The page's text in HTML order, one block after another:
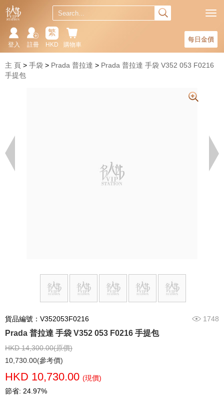
每日金價
購物車
繁
HKD
註冊
登入
主 頁 手袋 Prada 普拉達
Prada 普拉達 手袋 V352 053 F0216
手提包
貨品編號：V352053F0216 1748
Prada 普拉達 手袋 V352 053 F0216 手提包
HKD 14,300.00(原價)
10,730.00(參考價)
HKD 10,730.00 (現價)
節省: 24.97%